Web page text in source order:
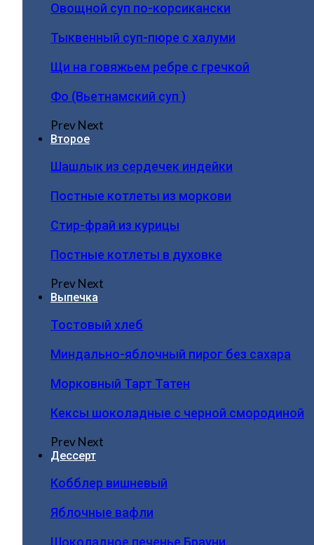
Овощной суп по-корсикански
Тыквенный суп-пюре с халуми
Щи на говяжьем ребре с гречкой
Фо (Вьетнамский суп )
PrevNext
Второе
Шашлык из сердечек индейки
Постные котлеты из моркови
Стир-фрай из курицы
Постные котлеты в духовке
PrevNext
Выпечка
Тостовый хлеб
Миндально-яблочный пирог без сахара
Морковный Тарт Татен
Кексы шоколадные с черной смородиной
PrevNext
Дессерт
Кобблер вишневый
Яблочные вафли
Шоколадное печенье Брауни